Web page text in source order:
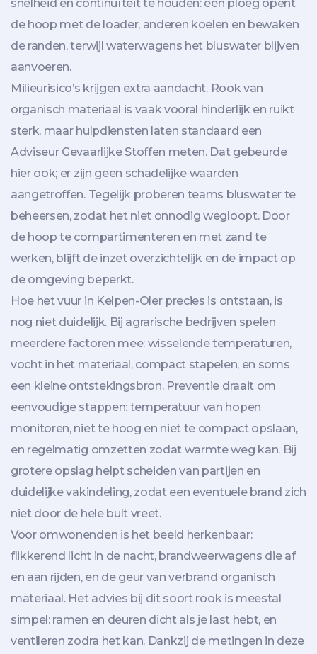
snelheid en continuïteit te houden: één ploeg opent
de hoop met de loader, anderen koelen en bewaken
de randen, terwijl waterwagens het bluswater blijven
aanvoeren.
Milieurisico’s krijgen extra aandacht. Rook van
organisch materiaal is vaak vooral hinderlijk en ruikt
sterk, maar hulpdiensten laten standaard een
Adviseur Gevaarlijke Stoffen meten. Dat gebeurde
hier ook; er zijn geen schadelijke waarden
aangetroffen. Tegelijk proberen teams bluswater te
beheersen, zodat het niet onnodig wegloopt. Door
de hoop te compartimenteren en met zand te
werken, blijft de inzet overzichtelijk en de impact op
de omgeving beperkt.
Hoe het vuur in Kelpen-Oler precies is ontstaan, is
nog niet duidelijk. Bij agrarische bedrijven spelen
meerdere factoren mee: wisselende temperaturen,
vocht in het materiaal, compact stapelen, en soms
een kleine ontstekingsbron. Preventie draait om
eenvoudige stappen: temperatuur van hopen
monitoren, niet te hoog en niet te compact opslaan,
en regelmatig omzetten zodat warmte weg kan. Bij
grotere opslag helpt scheiden van partijen en
duidelijke vakindeling, zodat een eventuele brand zich
niet door de hele bult vreet.
Voor omwonenden is het beeld herkenbaar:
flikkerend licht in de nacht, brandweerwagens die af
en aan rijden, en de geur van verbrand organisch
materiaal. Het advies bij dit soort rook is meestal
simpel: ramen en deuren dicht als je last hebt, en
ventileren zodra het kan. Dankzij de metingen in deze